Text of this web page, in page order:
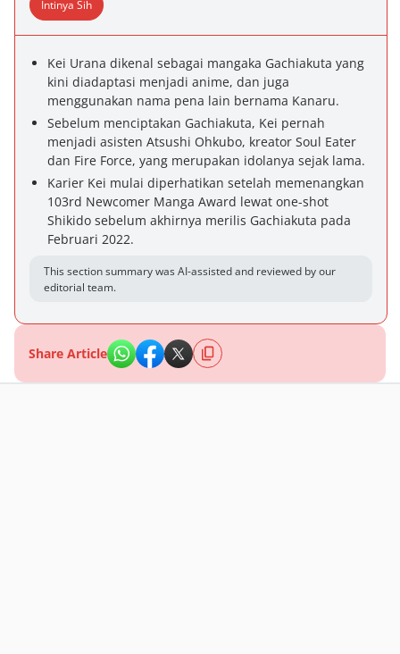
Intinya Sih
Kei Urana dikenal sebagai mangaka Gachiakuta yang
kini diadaptasi menjadi anime, dan juga
menggunakan nama pena lain bernama Kanaru.
Sebelum menciptakan Gachiakuta, Kei pernah
menjadi asisten Atsushi Ohkubo, kreator Soul Eater
dan Fire Force, yang merupakan idolanya sejak lama.
Karier Kei mulai diperhatikan setelah memenangkan
103rd Newcomer Manga Award lewat one-shot
Shikido sebelum akhirnya merilis Gachiakuta pada
Februari 2022.
This section summary was AI-assisted and reviewed by our
editorial team.
Share Article